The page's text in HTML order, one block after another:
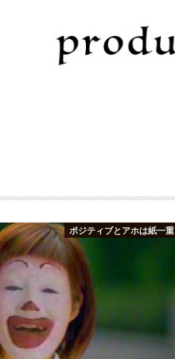
ポジティブとアホは紙一重